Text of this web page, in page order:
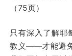
（75页）
只有深入了解
教义——才能避